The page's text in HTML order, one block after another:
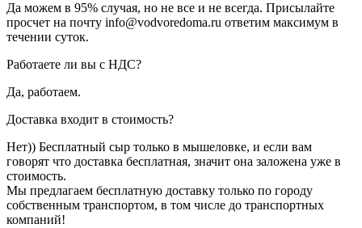
Да можем в 95% случая, но не все и не всегда. Присылайте
просчет на почту info@vodvoredoma.ru ответим максимум в
течении суток.
Работаете ли вы с НДС?
Да, работаем.
Доставка входит в стоимость?
Нет)) Бесплатный сыр только в мышеловке, и если вам
говорят что доставка бесплатная, значит она заложена уже в
стоимость.
Мы предлагаем бесплатную доставку только по городу
собственным транспортом, в том числе до транспортных
компаний!